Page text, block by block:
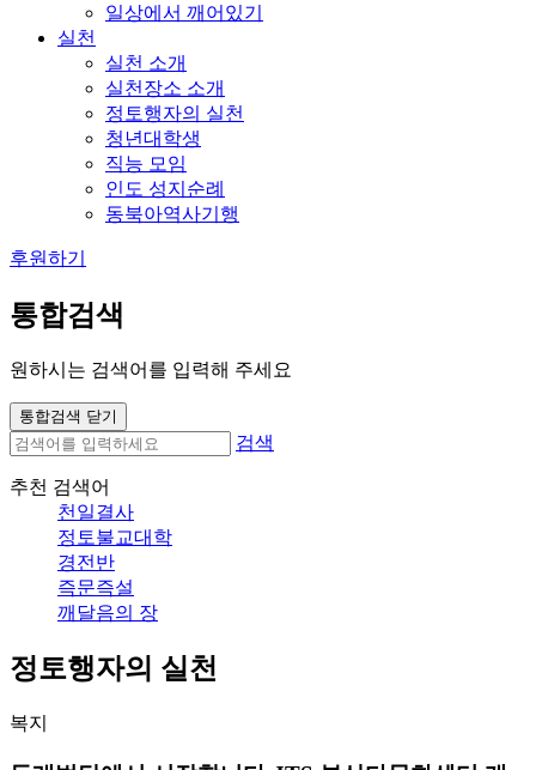
일상에서 깨어있기
실천
실천 소개
실천장소 소개
정토행자의 실천
청년대학생
직능 모임
인도 성지순례
동북아역사기행
후원하기
통합검색
원하시는 검색어를 입력해 주세요
통합검색 닫기
검색
추천 검색어
천일결사
정토불교대학
경전반
즉문즉설
깨달음의 장
정토행자의 실천
복지